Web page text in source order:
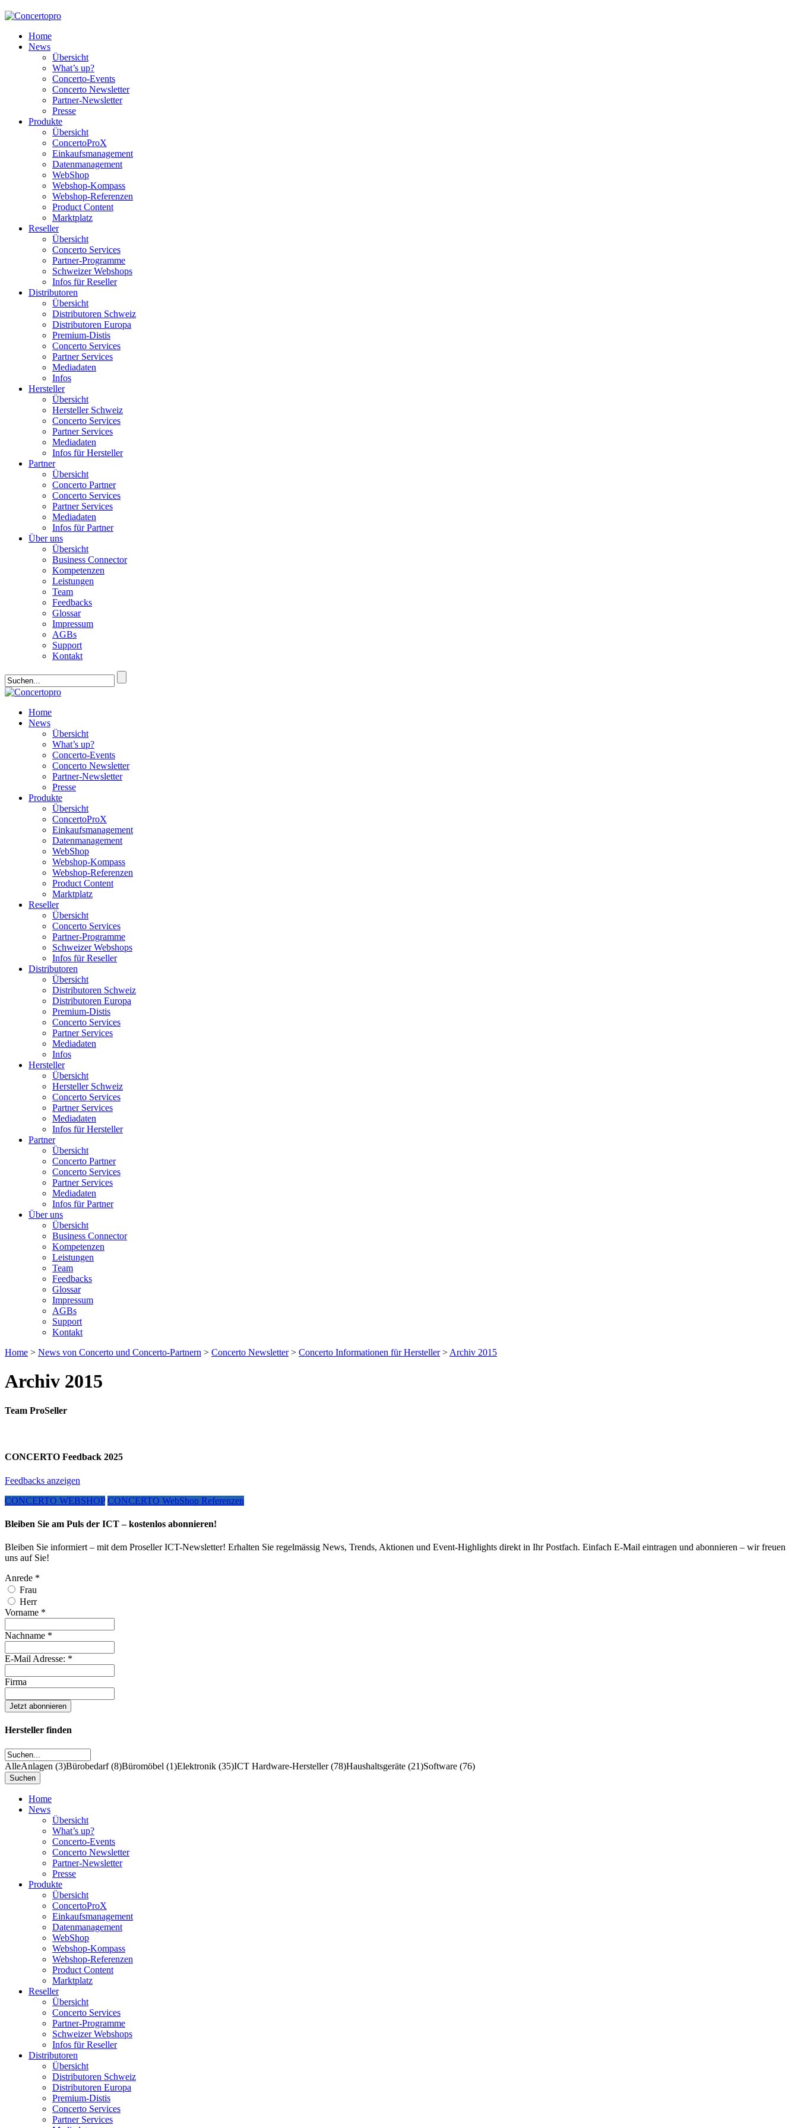
Home
News
Übersicht
What’s up?
Concerto-Events
Concerto Newsletter
Partner-Newsletter
Presse
Produkte
Übersicht
ConcertoProX
Einkaufsmanagement
Datenmanagement
WebShop
Webshop-Kompass
Webshop-Referenzen
Product Content
Marktplatz
Reseller
Übersicht
Concerto Services
Partner-Programme
Schweizer Webshops
Infos für Reseller
Distributoren
Übersicht
Distributoren Schweiz
Distributoren Europa
Premium-Distis
Concerto Services
Partner Services
Mediadaten
Infos
Hersteller
Übersicht
Hersteller Schweiz
Concerto Services
Partner Services
Mediadaten
Infos für Hersteller
Partner
Übersicht
Concerto Partner
Concerto Services
Partner Services
Mediadaten
Infos für Partner
Über uns
Übersicht
Business Connector
Kompetenzen
Leistungen
Team
Feedbacks
Glossar
Impressum
AGBs
Support
Kontakt
Home
News
Übersicht
What’s up?
Concerto-Events
Concerto Newsletter
Partner-Newsletter
Presse
Produkte
Übersicht
ConcertoProX
Einkaufsmanagement
Datenmanagement
WebShop
Webshop-Kompass
Webshop-Referenzen
Product Content
Marktplatz
Reseller
Übersicht
Concerto Services
Partner-Programme
Schweizer Webshops
Infos für Reseller
Distributoren
Übersicht
Distributoren Schweiz
Distributoren Europa
Premium-Distis
Concerto Services
Partner Services
Mediadaten
Infos
Hersteller
Übersicht
Hersteller Schweiz
Concerto Services
Partner Services
Mediadaten
Infos für Hersteller
Partner
Übersicht
Concerto Partner
Concerto Services
Partner Services
Mediadaten
Infos für Partner
Über uns
Übersicht
Business Connector
Kompetenzen
Leistungen
Team
Feedbacks
Glossar
Impressum
AGBs
Support
Kontakt
Home > News von Concerto und Concerto-Partnern > Concerto Newsletter> Concerto Informationen für Hersteller> Archiv 2015
Archiv 2015
Team ProSeller
CONCERTO Feedback 2025
Feedbacks anzeigen
CONCERTO WEBSHOP CONCERTO WebShop Referenzen
Bleiben Sie am Puls der ICT – kostenlos abonnieren!
Bleiben Sie informiert – mit dem Proseller ICT-Newsletter! Erhalten Sie regelmässig News, Trends, Aktionen und Event-Highlights direkt in Ihr Postfach. Einfach E-Mail eintragen und abonnieren – wir freuen
uns auf Sie!
Anrede *
Frau
Herr
Vorname *
Nachname *
E-Mail Adresse: *
Firma
Hersteller finden
AlleAnlagen (3)Bürobedarf (8)Büromöbel (1)Elektronik (35)ICT Hardware-Hersteller (78)Haushaltsgeräte (21)Software (76)
Home
News
Übersicht
What’s up?
Concerto-Events
Concerto Newsletter
Partner-Newsletter
Presse
Produkte
Übersicht
ConcertoProX
Einkaufsmanagement
Datenmanagement
WebShop
Webshop-Kompass
Webshop-Referenzen
Product Content
Marktplatz
Reseller
Übersicht
Concerto Services
Partner-Programme
Schweizer Webshops
Infos für Reseller
Distributoren
Übersicht
Distributoren Schweiz
Distributoren Europa
Premium-Distis
Concerto Services
Partner Services